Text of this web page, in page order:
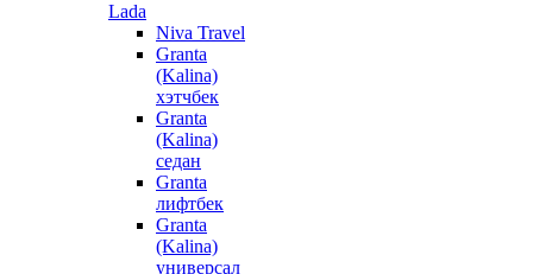
Lada
Niva Travel
Granta
(Kalina)
хэтчбек
Granta
(Kalina)
седан
Granta
лифтбек
Granta
(Kalina)
универсал